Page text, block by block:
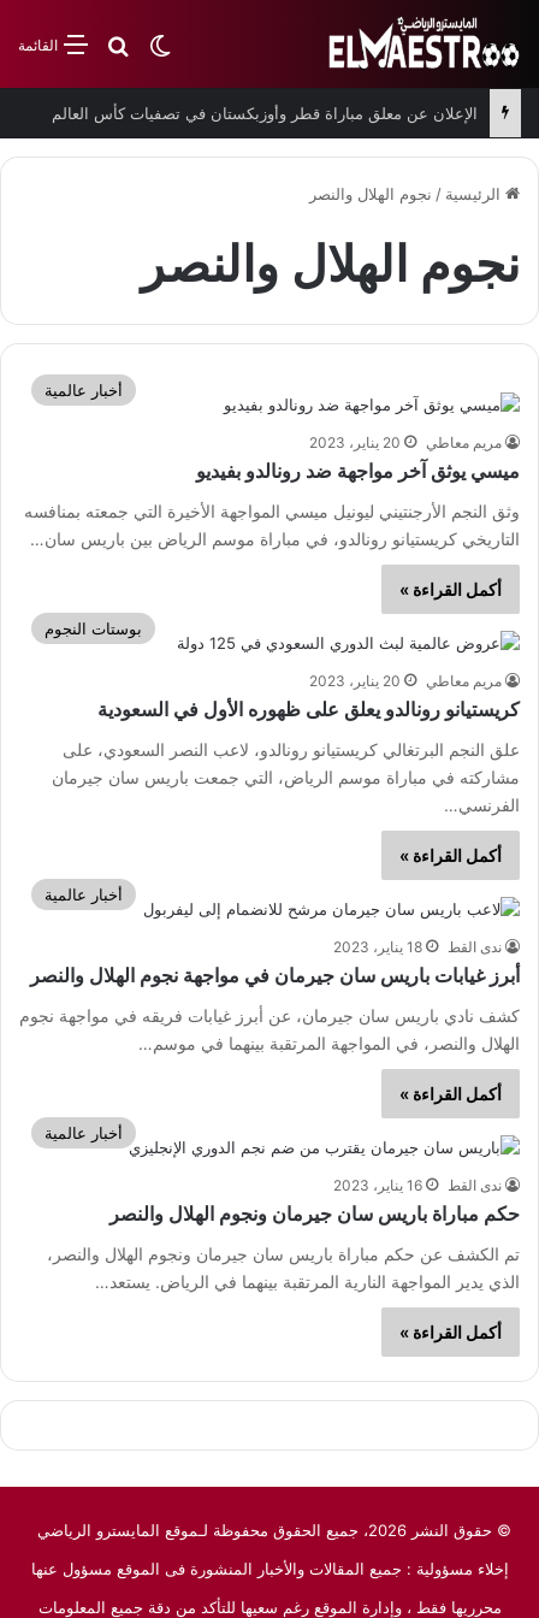
القائمةبحث عن
الوضع المظلم
الإعلان عن معلق مباراة قطر وأوزبكستان في تصفيات كأس العالم
الرئيسية / نجوم الهلال والنصر
نجوم الهلال والنصر
أخبار عالمية
مريم معاطي 20 يناير، 2023
ميسي يوثق آخر مواجهة ضد رونالدو بفيديو
وثق النجم الأرجنتيني ليونيل ميسي المواجهة الأخيرة التي جمعته بمنافسه
التاريخي كريستيانو رونالدو، في مباراة موسم الرياض بين باريس سان…
أكمل القراءة »
بوستات النجوم
مريم معاطي 20 يناير، 2023
كريستيانو رونالدو يعلق على ظهوره الأول في السعودية
علق النجم البرتغالي كريستيانو رونالدو، لاعب النصر السعودي، على
مشاركته في مباراة موسم الرياض، التي جمعت باريس سان جيرمان
الفرنسي…
أكمل القراءة »
أخبار عالمية
ندى القط 18 يناير، 2023
أبرز غيابات باريس سان جيرمان في مواجهة نجوم الهلال والنصر
كشف نادي باريس سان جيرمان، عن أبرز غيابات فريقه في مواجهة نجوم
الهلال والنصر، في المواجهة المرتقبة بينهما في موسم…
أكمل القراءة »
أخبار عالمية
ندى القط 16 يناير، 2023
حكم مباراة باريس سان جيرمان ونجوم الهلال والنصر
تم الكشف عن حكم مباراة باريس سان جيرمان ونجوم الهلال والنصر،
الذي يدير المواجهة النارية المرتقبة بينهما في الرياض. يستعد…
أكمل القراءة »
© حقوق النشر 2026، جميع الحقوق محفوظة لـموقع المايسترو الرياضي
إخلاء مسؤولية : جميع المقالات والأخبار المنشورة فى الموقع مسؤول عنها
محرريها فقط ، وإدارة الموقع رغم سعيها للتأكد من دقة جميع المعلومات